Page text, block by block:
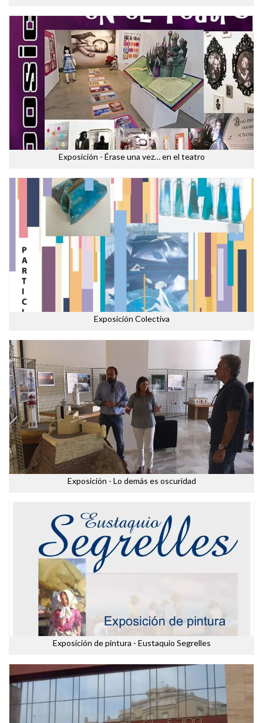
Exposición - Érase una vez… en el teatro
Exposición Colectiva
Exposición - Lo demás es oscuridad
Exposición de pintura - Eustaquio Segrelles